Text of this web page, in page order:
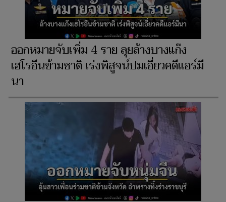
ออกหมายจับเพิ่ม 4 ราย ลุยล้างบางแก๊ง
เฮโรอีนข้ามชาติ เร่งพิสูจน์ปมเอี่ยวคดีแอร์มี
นา